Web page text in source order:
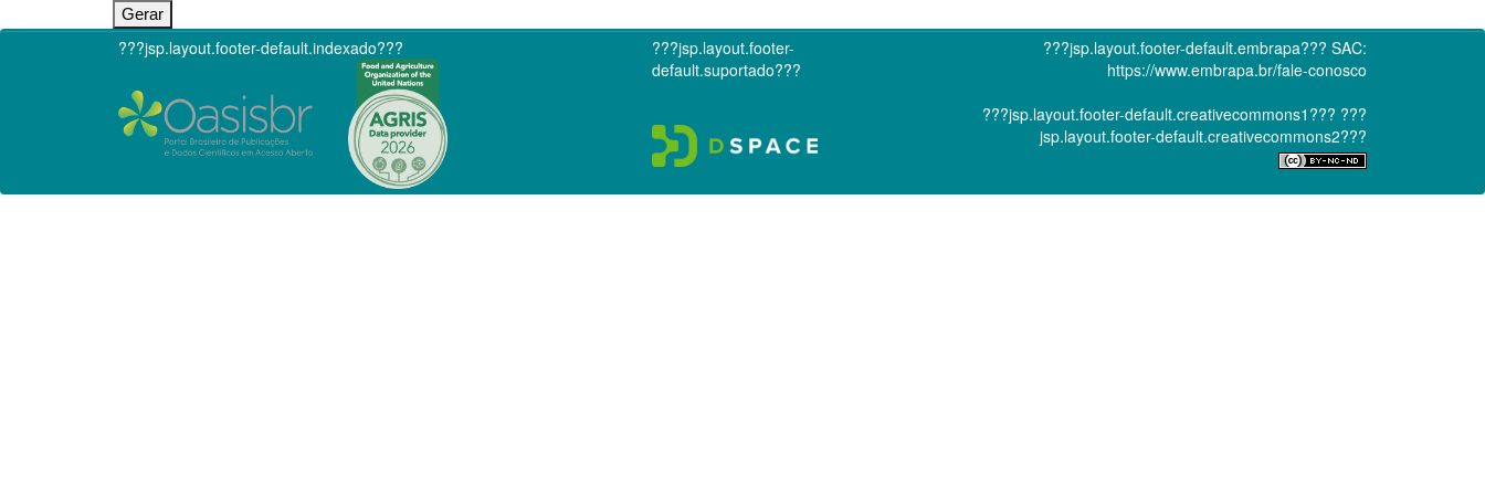
???jsp.layout.footer-default.indexado???
???jsp.layout.footer-
default.suportado???
???jsp.layout.footer-default.embrapa??? SAC:
https://www.embrapa.br/fale-conosco
???jsp.layout.footer-default.creativecommons1??? ???
jsp.layout.footer-default.creativecommons2???